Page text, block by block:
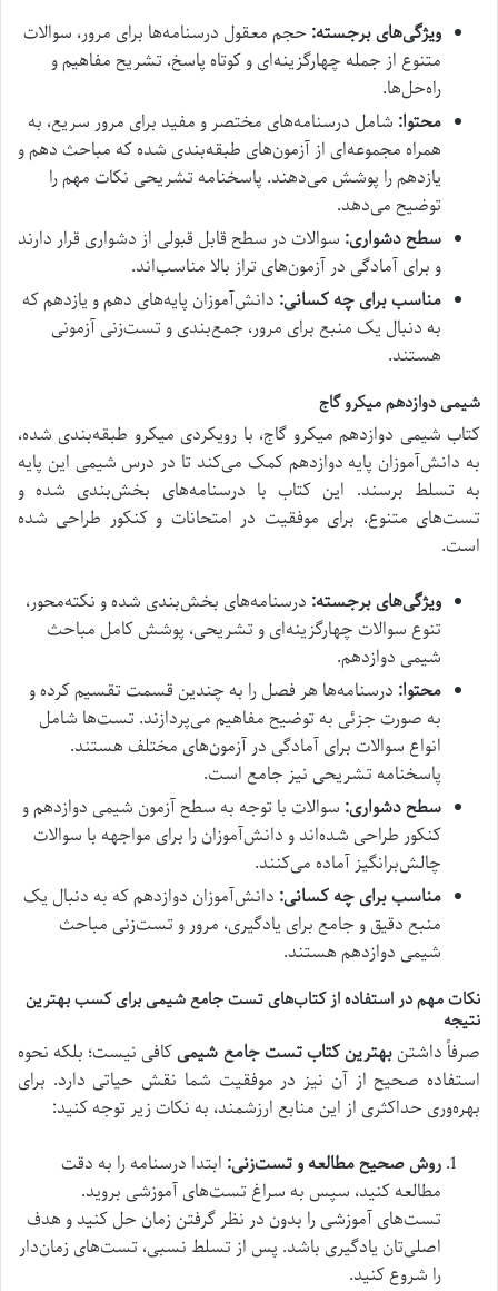
ویژگی‌های برجسته: حجم معقول درسنامه‌ها برای مرور، سوالات
متنوع از جمله چهارگزینه‌ای و کوتاه پاسخ، تشریح مفاهیم و
راه‌حل‌ها.
محتوا: شامل درسنامه‌های مختصر و مفید برای مرور سریع، به
همراه مجموعه‌ای از آزمون‌های طبقه‌بندی شده که مباحث دهم و
یازدهم را پوشش می‌دهند. پاسخنامه تشریحی نکات مهم را
توضیح می‌دهد.
سطح دشواری: سوالات در سطح قابل قبولی از دشواری قرار دارند
و برای آمادگی در آزمون‌های تراز بالا مناسب‌اند.
مناسب برای چه کسانی: دانش‌آموزان پایه‌های دهم و یازدهم که
به دنبال یک منبع برای مرور، جمع‌بندی و تست‌زنی آزمونی
هستند.
شیمی دوازدهم میکرو گاج
کتاب شیمی دوازدهم میکرو گاج، با رویکردی میکرو طبقه‌بندی شده،
به دانش‌آموزان پایه دوازدهم کمک می‌کند تا در درس شیمی این پایه
به تسلط برسند. این کتاب با درسنامه‌های بخش‌بندی شده و
تست‌های متنوع، برای موفقیت در امتحانات و کنکور طراحی شده
است.
ویژگی‌های برجسته: درسنامه‌های بخش‌بندی شده و نکته‌محور،
تنوع سوالات چهارگزینه‌ای و تشریحی، پوشش کامل مباحث
شیمی دوازدهم.
محتوا: درسنامه‌ها هر فصل را به چندین قسمت تقسیم کرده و
به صورت جزئی به توضیح مفاهیم می‌پردازند. تست‌ها شامل
انواع سوالات برای آمادگی در آزمون‌های مختلف هستند.
پاسخنامه تشریحی نیز جامع است.
سطح دشواری: سوالات با توجه به سطح آزمون شیمی دوازدهم و
کنکور طراحی شده‌اند و دانش‌آموزان را برای مواجهه با سوالات
چالش‌برانگیز آماده می‌کنند.
مناسب برای چه کسانی: دانش‌آموزان دوازدهم که به دنبال یک
منبع دقیق و جامع برای یادگیری، مرور و تست‌زنی مباحث
شیمی دوازدهم هستند.
نکات مهم در استفاده از کتاب‌های تست جامع شیمی برای کسب بهترین
نتیجه
صرفاً داشتنبهترین کتاب تست جامع شیمیکافی نیست؛ بلکه نحوه
استفاده صحیح از آن نیز در موفقیت شما نقش حیاتی دارد. برای
بهره‌وری حداکثری از این منابع ارزشمند، به نکات زیر توجه کنید:
روش صحیح مطالعه و تست‌زنی: ابتدا درسنامه را به دقت
مطالعه کنید، سپس به سراغ تست‌های آموزشی بروید.
تست‌های آموزشی را بدون در نظر گرفتن زمان حل کنید و هدف
اصلی‌تان یادگیری باشد. پس از تسلط نسبی، تست‌های زمان‌دار
را شروع کنید.